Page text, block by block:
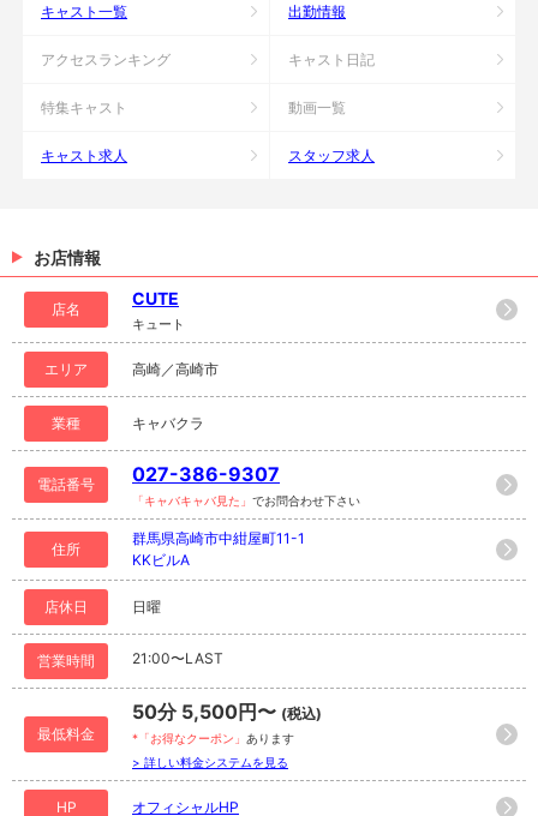
キャスト一覧 出勤情報
アクセスランキング キャスト日記
特集キャスト 動画一覧
キャスト求人 スタッフ求人
お店情報
店名
CUTE
キュート
エリア 高崎／高崎市
業種 キャバクラ
電話番号 027-386-9307
「キャバキャバ見た」 でお問合わせ下さい
住所
群馬県高崎市中紺屋町11-1
KKビルA
店休日 日曜
営業時間 21:00〜LAST
最低料金
50分 5,500円〜 (税込)
*「お得なクーポン」 あります
> 詳しい料金システムを見る
HP オフィシャルHP